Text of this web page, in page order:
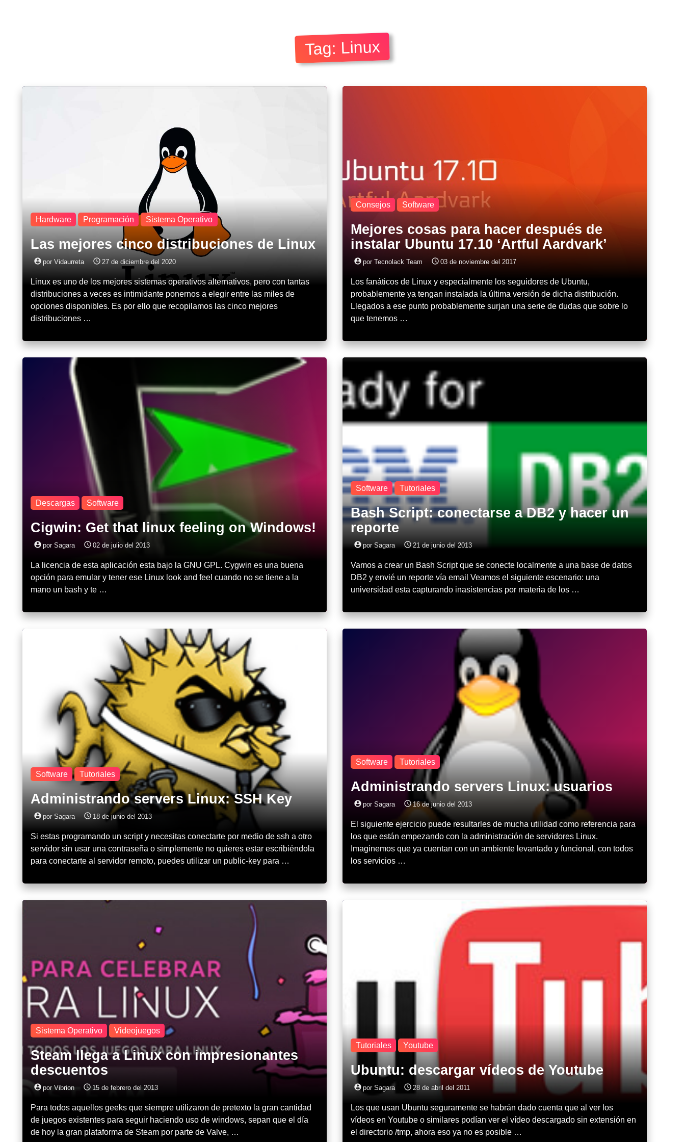
Tag: Linux
Hardware Programación Sistema Operativo
Las mejores cinco distribuciones de Linux
account_circle por Vidaurreta access_time 27 de diciembre del 2020
Linux es uno de los mejores sistemas operativos alternativos, pero con tantas
distribuciones a veces es intimidante ponernos a elegir entre las miles de
opciones disponibles. Es por ello que recopilamos las cinco mejores
distribuciones …
Consejos Software
Mejores cosas para hacer después de
instalar Ubuntu 17.10 ‘Artful Aardvark’
account_circle por Tecnolack Team access_time 03 de noviembre del 2017
Los fanáticos de Linux y especialmente los seguidores de Ubuntu,
probablemente ya tengan instalada la última versión de dicha distribución.
Llegados a ese punto probablemente surjan una serie de dudas que sobre lo
que tenemos …
Descargas Software
Cigwin: Get that linux feeling on Windows!
account_circle por Sagara access_time 02 de julio del 2013
La licencia de esta aplicación esta bajo la GNU GPL. Cygwin es una buena
opción para emular y tener ese Linux look and feel cuando no se tiene a la
mano un bash y te …
Software Tutoriales
Bash Script: conectarse a DB2 y hacer un
reporte
account_circle por Sagara access_time 21 de junio del 2013
Vamos a crear un Bash Script que se conecte localmente a una base de datos
DB2 y envié un reporte vía email Veamos el siguiente escenario: una
universidad esta capturando inasistencias por materia de los …
Software Tutoriales
Administrando servers Linux: SSH Key
account_circle por Sagara access_time 18 de junio del 2013
Si estas programando un script y necesitas conectarte por medio de ssh a otro
servidor sin usar una contraseña o simplemente no quieres estar escribiéndola
para conectarte al servidor remoto, puedes utilizar un public-key para …
Software Tutoriales
Administrando servers Linux: usuarios
account_circle por Sagara access_time16 de junio del 2013
El siguiente ejercicio puede resultarles de mucha utilidad como referencia para
los que están empezando con la administración de servidores Linux.
Imaginemos que ya cuentan con un ambiente levantado y funcional, con todos
los servicios …
Sistema Operativo Videojuegos
Steam llega a Linux con impresionantes
descuentos
account_circle por Vibrion access_time 15 de febrero del 2013
Para todos aquellos geeks que siempre utilizaron de pretexto la gran cantidad
de juegos existentes para seguir haciendo uso de windows, sepan que el día
de hoy la gran plataforma de Steam por parte de Valve, …
Tutoriales Youtube
Ubuntu: descargar vídeos de Youtube
account_circle por Sagara access_time 28 de abril del 2011
Los que usan Ubuntu seguramente se habrán dado cuenta que al ver los
vídeos en Youtube o similares podían ver el vídeo descargado sin extensión en
el directorio /tmp, ahora eso ya no es posible …